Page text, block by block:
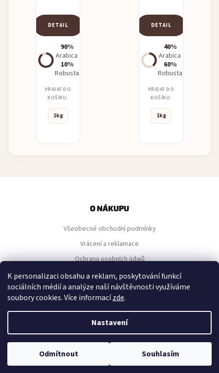
K personalizaci obsahu a reklam, poskytování funkcí
sociálních médií a analýze naší návštěvnosti využíváme
soubory cookies. Více informacízde.
Nastavení
Odmítnout Souhlasím
DETAIL
90%
Arabica
10%
Robusta
PŘIDAT DO
KOŠÍKU:
1kg
DETAIL
40%
Arabica
60%
Robusta
PŘIDAT DO
KOŠÍKU:
1kg
O NÁKUPU
Všeobecné obchodní podmínky
Vrácení a reklamace
Ochrana osobních údajů
Nastavení cookies
NAVIGACE
Kontakt
Všechny produkty